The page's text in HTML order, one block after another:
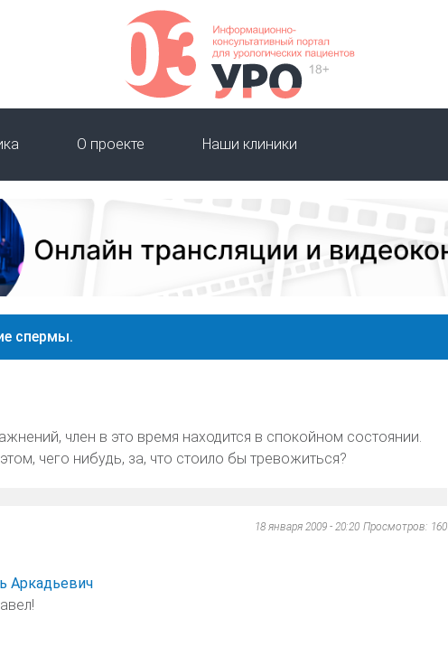
О проекте Наши клиники
спермы.
член в это время находится в спокойном состоянии.
чего нибудь, за, что стоило бы тревожиться?
18 января 2009 - 20:20 Просмотров: 160
Аркадьевич